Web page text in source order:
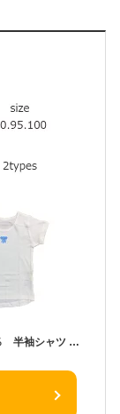
【メール便OK】子供 肌着 インナー 2枚組 綿100％ 半袖シャツ 90cm/95cm/100cm/キッズ/サイズ肌着 男の子/女の子/下着/ベビーインナー/kinder mini/プチプラ